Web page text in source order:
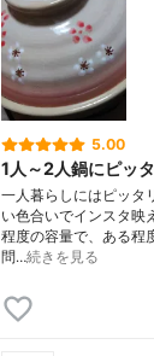
5.00
1人～2人鍋にピッタ
一人暮らしにはピッタ
い色合いでインスタ映
程度の容量で、ある程
問…続きを見る